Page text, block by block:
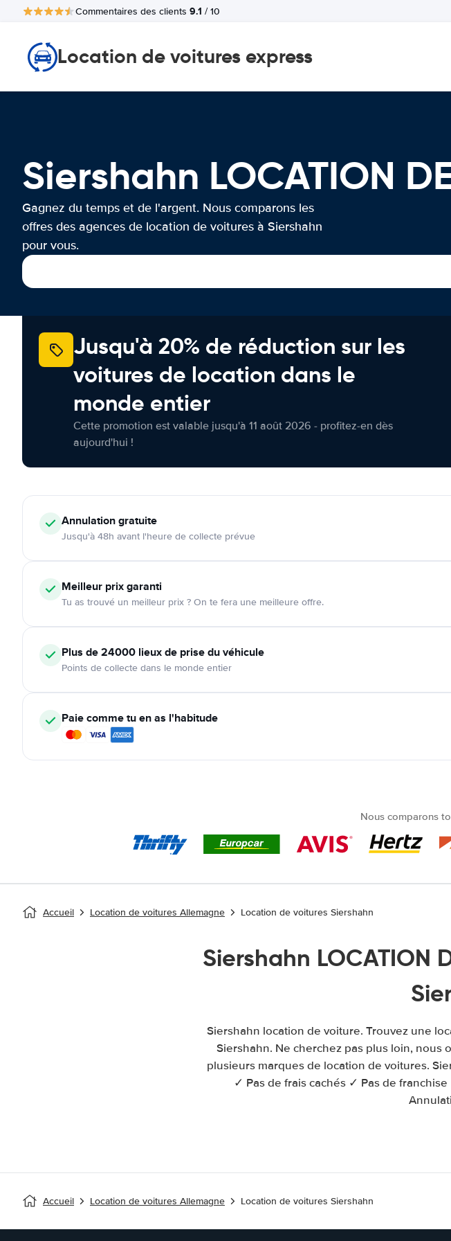
Commentaires des clients 9.1 / 10
Location de voitures express
Siershahn LOCATION
Gagnez du temps et de l'argent. Nous comparons les
offres des agences de location de voitures à Siershahn
pour vous.
Jusqu'à 20% de réduction sur les
voitures de location dans le
monde entier
Cette promotion est valable jusqu'à 11 août 2026 - profitez-en dès
aujourd'hui !
Annulationgratuite
Jusqu'à 48h avant l'heure de collecte prévue
Meilleur prix garanti
Tu as trouvé un meilleur prix ? On te fera une meilleure offre.
Plus de 24000 lieux de prise du véhicule
Points de collecte dans le monde entier
Paie comme tu en as l'habitude
Nous comparons
Accueil Location de voitures Allemagne Location de voitures Siershahn
Siershahn LOCATION
Siershahn location de voiture. Trouvez une
Siershahn. Ne cherchez pas plus loin,
plusieurs marques de location de voitures.
✓ Pas de frais cachés ✓ Pas de
Accueil Location de voitures Allemagne Location de voitures Siershahn